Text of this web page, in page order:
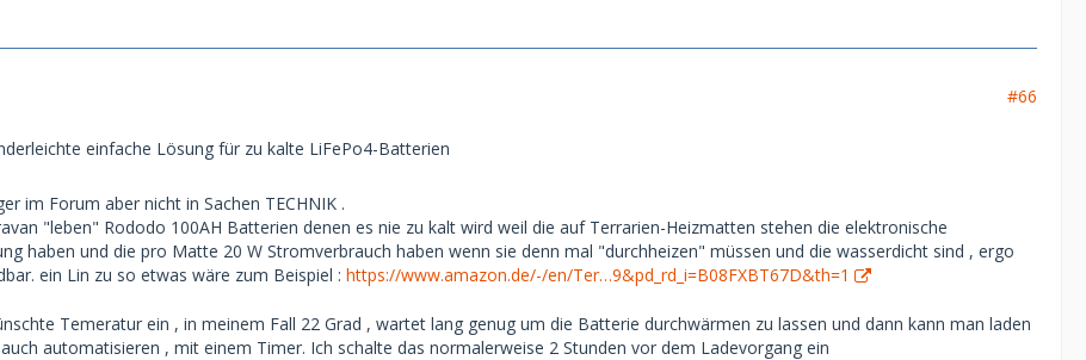
#66
einfache Lösung für zu kalte LiFePo4-Batterien
im Forum aber nicht in Sachen TECHNIK .
"leben" Rododo 100AH Batterien denen es nie zu kalt wird weil die auf Terrarien-Heizmatten stehen die elektronische
haben und die pro Matte 20 W Stromverbrauch haben wenn sie denn mal "durchheizen" müssen und die wasserdicht sind , ergo
ein Lin zu so etwas wäre zum Beispiel : https://www.amazon.de/-/en/Ter…9&pd_rd_i=B08FXBT67D&th=1
Temeratur ein , in meinem Fall 22 Grad , wartet lang genug um die Batterie durchwärmen zu lassen und dann kann man laden
automatisieren , mit einem Timer. Ich schalte das normalerweise 2 Stunden vor dem Ladevorgang ein